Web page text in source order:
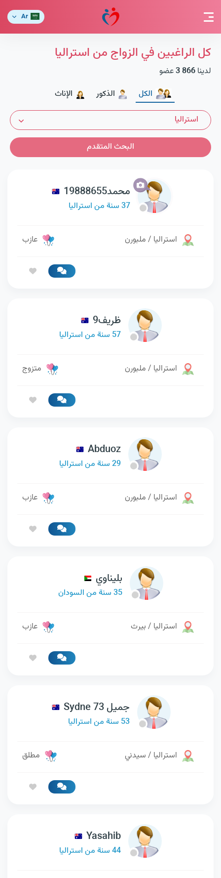
Ar
كل الراغبين في الزواج من استراليا
لدينا 3 866عضو
الكل
الذكور الإناث
استراليا
البحث المتقدم
محمد19888655
37 سنة من استراليا
استراليا / ملبورن عازب
ظريف9
57 سنة من استراليا
استراليا / ملبورن متزوج
Abduoz
29 سنة من استراليا
استراليا / ملبورن عازب
بليناوي
35 سنة من السودان
استراليا / بيرث عازب
جميل 73 Sydne
53 سنة من استراليا
استراليا / سيدني مطلق
Yasahib
44 سنة من استراليا